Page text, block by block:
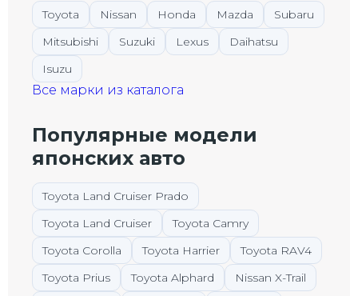
Toyota Nissan Honda Mazda
Subaru
Mitsubishi
Suzuki Lexus
Daihatsu
Isuzu
Все марки из каталога
Популярные модели
японских авто
Toyota Land Cruiser Prado
Toyota Land Cruiser
Toyota Camry
Toyota Corolla
Toyota Harrier
Toyota RAV4
Toyota Prius
Toyota Alphard
Nissan X-Trail